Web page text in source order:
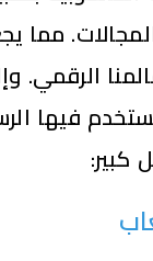
مما
الرقمي.
فيها
كبير: